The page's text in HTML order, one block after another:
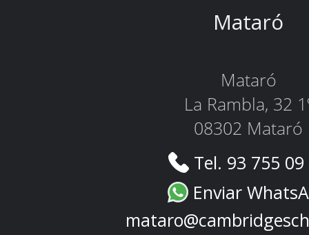
Mataró
Mataró
La Rambla, 32
08302 Mataró
Tel. 93 755
Enviar